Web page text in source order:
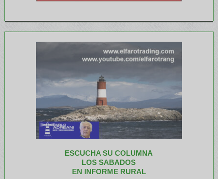
ESCUCHA SU COLUMNA
LOS SABADOS
EN INFORME RURAL